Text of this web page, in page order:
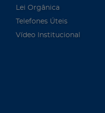
Lei Orgânica
Telefones Úteis
Vídeo Institucional